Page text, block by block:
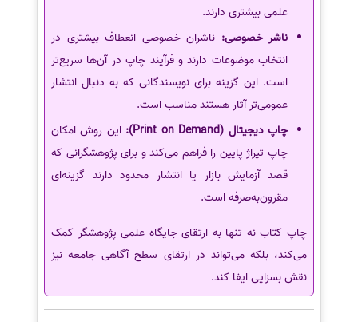
علمی بیشتری دارند.
ناشر خصوصی: ناشران خصوصی انعطاف بیشتری در
انتخاب موضوعات دارند و فرآیند چاپ در آن‌ها سریع‌تر
است. این گزینه برای نویسندگانی که به دنبال انتشار
عمومی‌تر آثار هستند مناسب است.
چاپ دیجیتال (Print on Demand):
این روش امکان
چاپ تیراژ پایین را فراهم می‌کند و برای پژوهشگرانی که
قصد آزمایش بازار یا انتشار محدود دارند گزینه‌ای
مقرون‌به‌صرفه است.
چاپ کتاب نه تنها به ارتقای جایگاه علمی پژوهشگر کمک
می‌کند، بلکه می‌تواند در ارتقای سطح آگاهی جامعه نیز
نقش بسزایی ایفا کند.